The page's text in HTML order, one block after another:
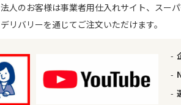
法人のお客様は事業者用仕入れサイト、スー
デリバリーを通じてご注文いただけます。